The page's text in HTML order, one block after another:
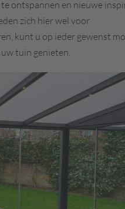
ontspannen en nieuwe
zich hier wel voor
kunt u op ieder gewenst
tuin genieten.